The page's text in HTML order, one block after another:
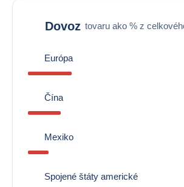
Dovoz tovaru ako % z
Európa
Čína
Mexiko
Spojené štáty americké